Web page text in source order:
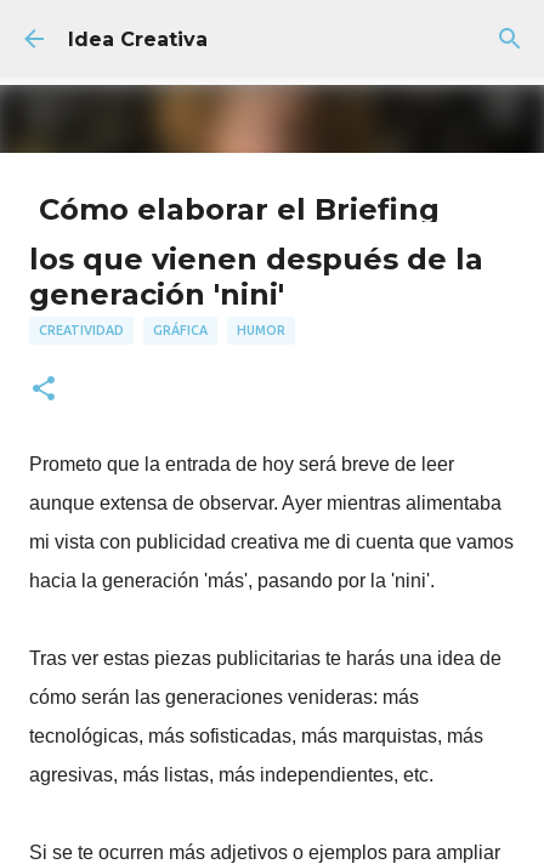
Ir al contenido principal
Idea Creativa
Cómo elaborar el Briefing
Creativo Perfecto + Plantilla
GRATIS
los que vienen después de la
generación 'nini'
CREATIVIDAD GRÁFICA HUMOR
Prometo que la entrada de hoy será breve de leer
aunque extensa de observar. Ayer mientras alimentaba
mi vista con publicidad creativa me di cuenta que vamos
hacia la generación 'más', pasando por la 'nini'.
Tras ver estas piezas publicitarias te harás una idea de
cómo serán las generaciones venideras: más
tecnológicas, más sofisticadas, más marquistas, más
agresivas, más listas, más independientes, etc.
Si se te ocurren más adjetivos o ejemplos para ampliar